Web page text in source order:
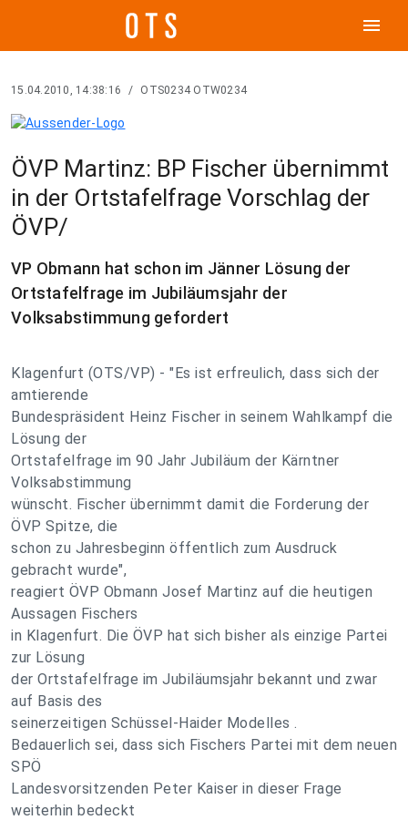
menu
15.04.2010, 14:38:16 / OTS0234 OTW0234
ÖVP Martinz: BP Fischer übernimmt
in der Ortstafelfrage Vorschlag der
ÖVP/
VP Obmann hat schon im Jänner Lösung der
Ortstafelfrage im Jubiläumsjahr der
Volksabstimmung gefordert
Klagenfurt (OTS/VP) - "Es ist erfreulich, dass sich der
amtierende
Bundespräsident Heinz Fischer in seinem Wahlkampf die
Lösung der
Ortstafelfrage im 90 Jahr Jubiläum der Kärntner
Volksabstimmung
wünscht. Fischer übernimmt damit die Forderung der
ÖVP Spitze, die
schon zu Jahresbeginn öffentlich zum Ausdruck
gebracht wurde",
reagiert ÖVP Obmann Josef Martinz auf die heutigen
Aussagen Fischers
in Klagenfurt. Die ÖVP hat sich bisher als einzige Partei
zur Lösung
der Ortstafelfrage im Jubiläumsjahr bekannt und zwar
auf Basis des
seinerzeitigen Schüssel-Haider Modelles .
Bedauerlich sei, dass sich Fischers Partei mit dem neuen
SPÖ
Landesvorsitzenden Peter Kaiser in dieser Frage
weiterhin bedeckt